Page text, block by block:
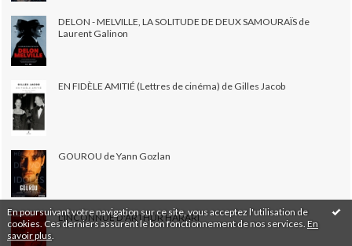
En poursuivant votre navigation sur ce site, vous acceptez l'utilisation de
cookies. Ces derniers assurent le bon fonctionnement de nos services. En
savoir plus
DELON - MELVILLE, LA SOLITUDE DE DEUX SAMOURAÏS de
Laurent Galinon
EN FIDÈLE AMITIÉ (Lettres de cinéma) de Gilles Jacob
GOUROU de Yann Gozlan
L'INCONNUE D'ARTHUR HARARI